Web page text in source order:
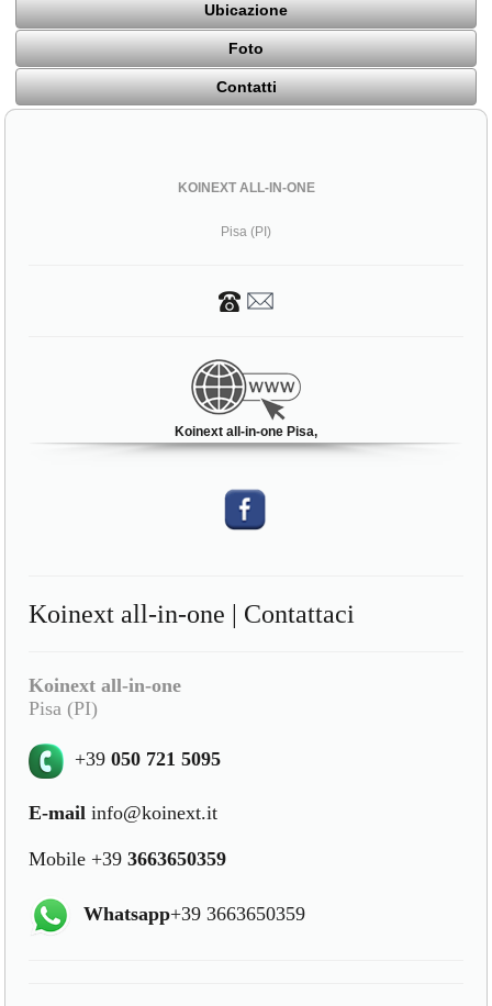
Ubicazione
Foto
Contatti
KOINEXT ALL-IN-ONE
Pisa (PI)
Koinext all-in-one Pisa,
Koinext all-in-one | Contattaci
Koinext all-in-one
Pisa (PI)
+39050 721 5095
E-mail info@koinext.it
Mobile +393663650359
Whatsapp+39 3663650359